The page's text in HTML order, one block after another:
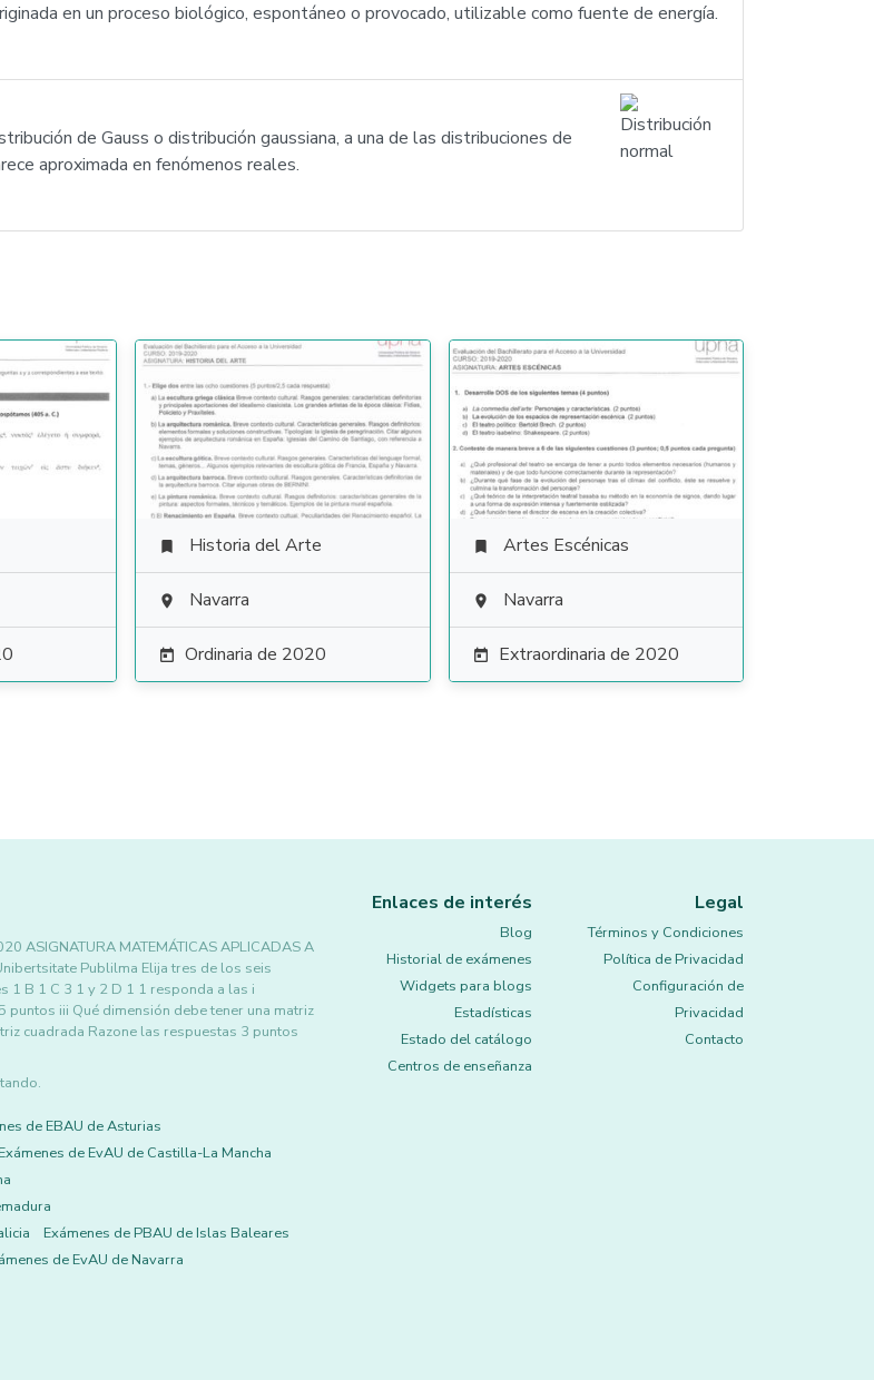
en un proceso biológico, espontáneo o provocado, utilizable como fuente de energía.
de Gauss o distribución gaussiana, a una de las distribuciones de
aproximada en fenómenos reales.
 Historia del Arte
 Navarra
 Ordinaria de 2020
 Artes Escénicas
 Navarra
 Extraordinaria de 2020
ASIGNATURA MATEMÁTICAS APLICADAS A
Publilma Elija tres de los seis
1 B 1 C 3 1 y 2 D 1 1 responda a las i
iii Qué dimensión debe tener una matriz
cuadrada Razone las respuestas 3 puntos
de EBAU de Asturias
Exámenes de EvAU de Castilla-La Mancha
Exámenes de PBAU de Islas Baleares
de EvAU de Navarra
Enlaces de interés
Blog
Historial de exámenes
Widgets para blogs
Estadísticas
Estado del catálogo
Centros de enseñanza
Legal
Términos y Condiciones
Política de Privacidad
Configuración de
Privacidad
Contacto